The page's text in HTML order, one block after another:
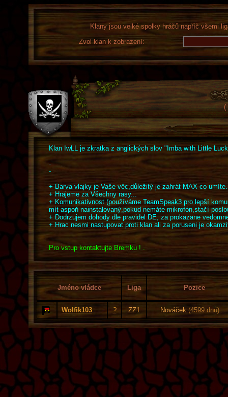
Klany jsou velké spolky hráčů napříč všemi
Zvol klan k zobrazení:
(
Klan IwLL je zkratka z anglických slov "Imba with Little
-
-
+ Barva vlajky je Vaše věc,důležitý je zahrát MAX co
+ Hrajeme za Všechny rasy...
+ Komunikativnost (používáme TeamSpeak3 pro lepší
mít aspoň nainstalovaný,pokud nemáte mikrofón,stačí
+ Dodrzujem dohody dle pravidel DE, za prokazane
+ Hrac nesmi nastupovat proti klan ali za poruseni je
Pro vstup kontaktujte Bremku ! .
Jméno vládce Liga Pozice
Wolfik103 ? ZZ1 Nováček (4599 dnů)